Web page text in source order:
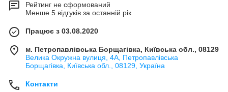
Рейтинг не сформований
Менше 5 відгуків за останній рік
Працює з 03.08.2020
м. Петропавлівська Борщагівка, Київська обл., 08129
Велика Окружна вулиця, 4А, Петропавлівська
Борщагівка, Київська обл., 08129, Україна
Контакти